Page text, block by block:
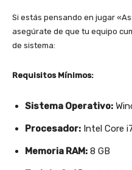
Si estás pensando en jugar
asegúrate de que tu equipo
de sistema:
Requisitos Mínimos:
Sistema Operativo:
Procesador: Intel Core
Memoria RAM: 8 GB